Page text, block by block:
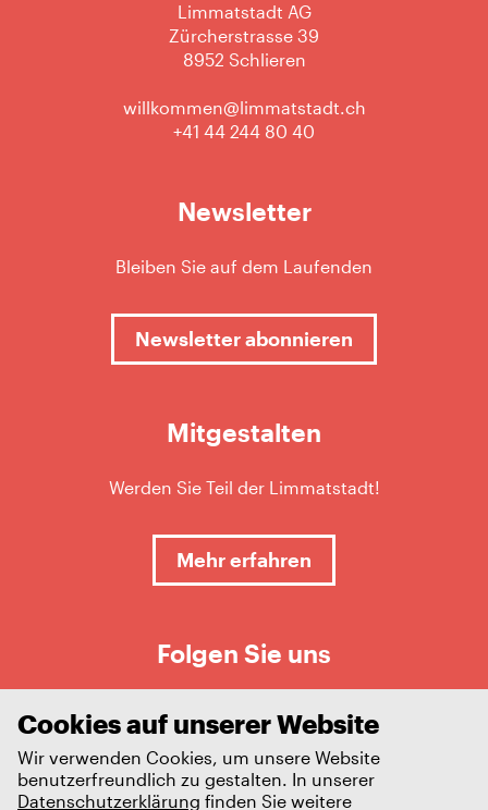
Limmatstadt AG
Zürcherstrasse 39
8952 Schlieren
willkommen@limmatstadt.ch
+41 44 244 80 40
Newsletter
Bleiben Sie auf dem Laufenden
Newsletter abonnieren
Mitgestalten
Werden Sie Teil der Limmatstadt!
Mehr erfahren
Folgen Sie uns
Cookies auf unserer Website
Wir verwenden Cookies, um unsere Website
benutzerfreundlich zu gestalten. In unserer
Datenschutzerklärung finden Sie weitere